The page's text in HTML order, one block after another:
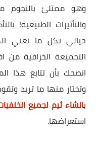
وهو ممتلئ بالنجوم
والتأثيرات
خيالي بكل ما تعني
التجميعة الخرافية من
انصحك بأن تتابع هذا
وتختار منها ما تريد
بانشاء ثيم لجميع
استعراضها.